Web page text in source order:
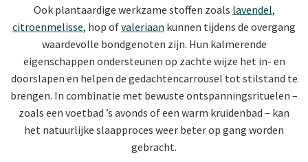
Ook plantaardige werkzame stoffen zoals lavendel,
citroenmelisse, hop ofvaleriaan kunnen tijdens de overgang
waardevolle bondgenoten zijn. Hun kalmerende
eigenschappen ondersteunen op zachte wijze het in- en
doorslapen en helpen de gedachtencarrousel tot stilstand te
brengen. In combinatie met bewuste ontspanningsrituelen –
zoals een voetbad ’s avonds of een warm kruidenbad – kan
het natuurlijke slaapproces weer beter op gang worden
gebracht.